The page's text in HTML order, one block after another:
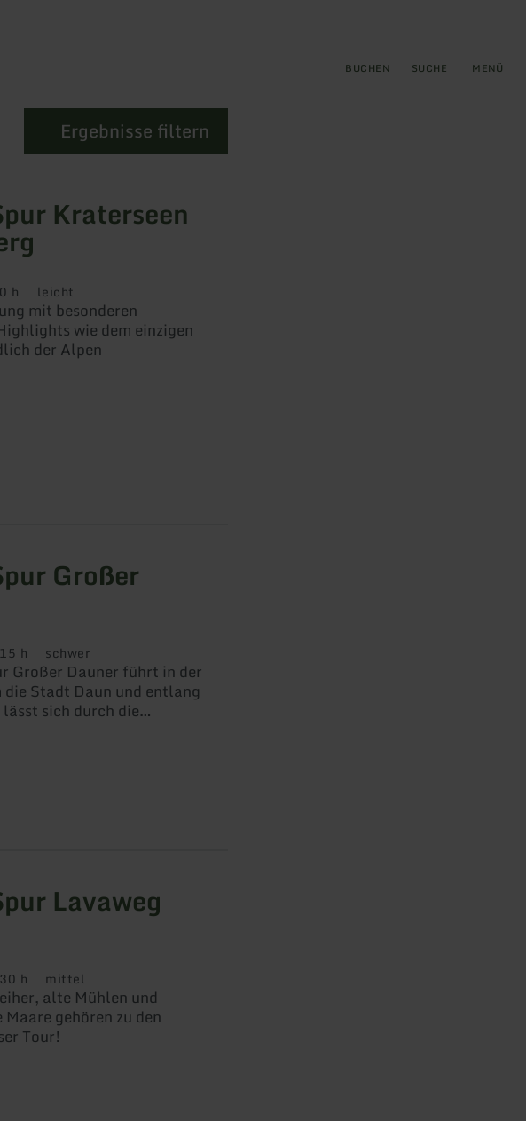
BUCHEN SUCHE MENÜ
Ergebnisse filtern
Kraterseen
h Anforderung:
leicht
mit besonderen
wie dem einzigen
der Alpen
Großer
h Anforderung:
schwer
Großer Dauner führt in der
Stadt Daun und entlang
sich durch die
Lavaweg
h Anforderung:
mittel
alte Mühlen und
gehören zu den
Tour!